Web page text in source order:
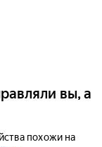
вы, а
похожи на